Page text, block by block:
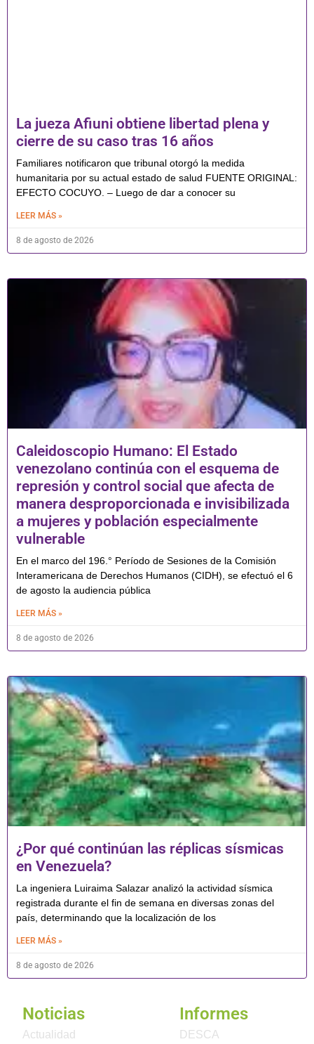
La jueza Afiuni obtiene libertad plena y
cierre de su caso tras 16 años
Familiares notificaron que tribunal otorgó la medida
humanitaria por su actual estado de salud FUENTE ORIGINAL:
EFECTO COCUYO. – Luego de dar a conocer su
LEER MÁS »
8 de agosto de 2026
Caleidoscopio Humano: El Estado
venezolano continúa con el esquema de
represión y control social que afecta de
manera desproporcionada e invisibilizada
a mujeres y población especialmente
vulnerable
En el marco del 196.° Período de Sesiones de la Comisión
Interamericana de Derechos Humanos (CIDH), se efectuó el 6
de agosto la audiencia pública
LEER MÁS »
8 de agosto de 2026
¿Por qué continúan las réplicas sísmicas
en Venezuela?
La ingeniera Luiraima Salazar analizó la actividad sísmica
registrada durante el fin de semana en diversas zonas del
país, determinando que la localización de los
LEER MÁS »
8 de agosto de 2026
Noticias
Actualidad
Informes
DESCA